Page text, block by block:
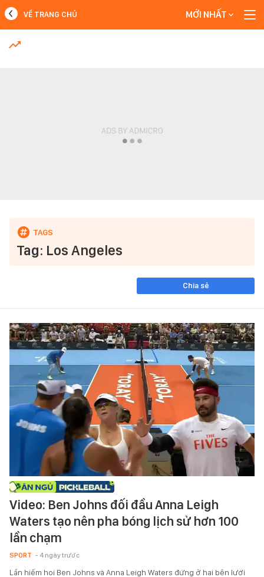
MỚI NHẤT
VỀ TRANG CHỦ MỚI NHẤT
Tag: Los Angeles
Chia sẻ
Video: Ben Johns đối đầu Anna Leigh
Waters tạo nên pha bóng lịch sử hơn 100
lần chạm
SPORT - 4 ngày trước
Lần hiếm hoi Ben Johns và Anna Leigh Waters đứng ở hai bên lưới